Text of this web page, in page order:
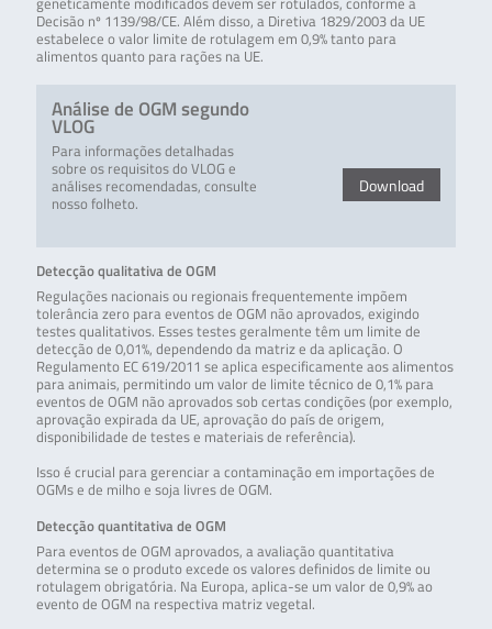
Decisão nº 1139/98/CE. Além disso, a Diretiva 1829/2003 da UE
estabelece o valor limite de rotulagem em 0,9% tanto para
alimentos quanto para rações na UE.
Análise de OGM segundo
VLOG
Para informações detalhadas
sobre os requisitos do VLOG e
análises recomendadas, consulte
nosso folheto.
Download
Detecção qualitativa de OGM
Regulações nacionais ou regionais frequentemente impõem
tolerância zero para eventos de OGM não aprovados, exigindo
testes qualitativos. Esses testes geralmente têm um limite de
detecção de 0,01%, dependendo da matriz e da aplicação. O
Regulamento EC 619/2011 se aplica especificamente aos alimentos
para animais, permitindo um valor de limite técnico de 0,1% para
eventos de OGM não aprovados sob certas condições (por exemplo,
aprovação expirada da UE, aprovação do país de origem,
disponibilidade de testes e materiais de referência).
Isso é crucial para gerenciar a contaminação em importações de
OGMs e de milho e soja livres de OGM.
Detecção quantitativa de OGM
Para eventos de OGM aprovados, a avaliação quantitativa
determina se o produto excede os valores definidos de limite ou
rotulagem obrigatória. Na Europa, aplica-se um valor de 0,9% ao
evento de OGM na respectiva matriz vegetal.